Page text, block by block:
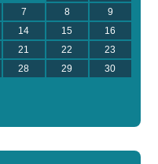
7 8
9
14 15
16
21 22
23
28 29
30